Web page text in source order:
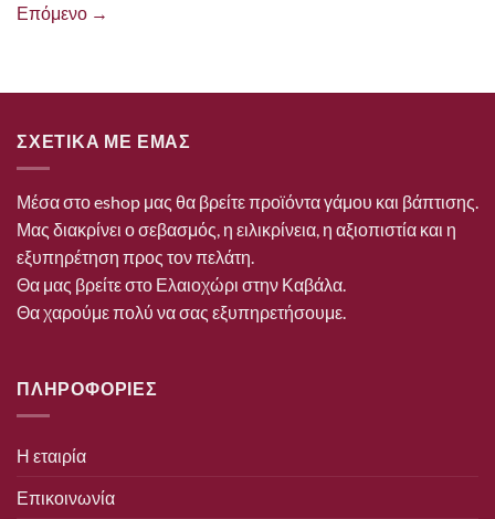
Επόμενο →
ΣΧΕΤΙΚΑ ΜΕ ΕΜΑΣ
Μέσα στο eshop μας θα βρείτε προϊόντα γάμου και βάπτισης.
Μας διακρίνει ο σεβασμός, η ειλικρίνεια, η αξιοπιστία και η
εξυπηρέτηση προς τον πελάτη.
Θα μας βρείτε στο Ελαιοχώρι στην Καβάλα.
Θα χαρούμε πολύ να σας εξυπηρετήσουμε.
ΠΛΗΡΟΦΟΡΙΕΣ
Η εταιρία
Επικοινωνία